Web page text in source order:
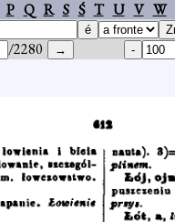
P Q R S Ś T U V W
/2280